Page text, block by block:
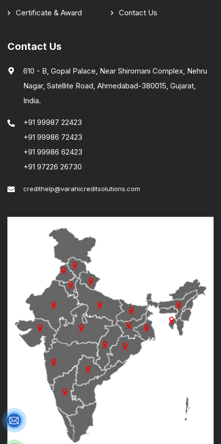
Certificate & Award
Contact Us
Contact Us
610 - B, Gopal Palace, Near Shiromani Complex, Nehru
Nagar, Satellite Road, Ahmedabad-380015, Gujarat,
India.
+91 99987 22423
+91 99986 72423
+91 99986 62423
+91 97226 26730
credithelp@varahicreditsolutions.com